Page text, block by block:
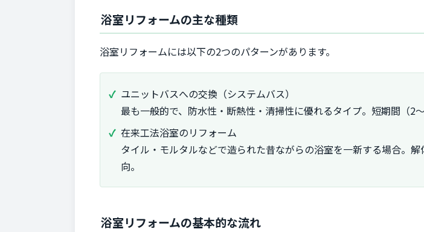
浴室リフォームの主な種類
浴室リフォームには以下の2つのパターンがあります。
ユニットバスへの交換（システムバス）
最も一般的で、防水性・断熱性・清掃性に優れるタイプ。短期間（2
在来工法浴室のリフォーム
タイル・モルタルなどで造られた昔ながらの浴室を一新する場合。
向。
浴室リフォームの基本的な流れ